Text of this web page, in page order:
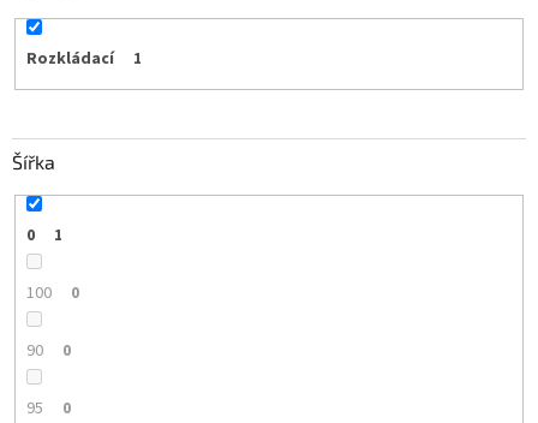
Rozkládací 1
Šířka
0 1
100 0
90 0
95 0